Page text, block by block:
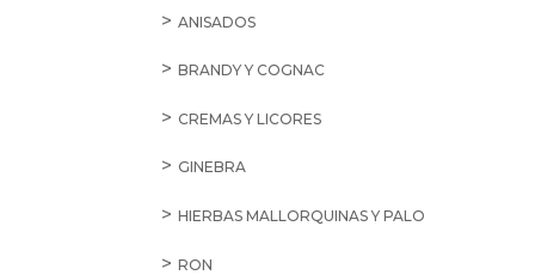
ANISADOS
BRANDY Y COGNAC
CREMAS Y LICORES
GINEBRA
HIERBAS MALLORQUINAS Y PALO
RON